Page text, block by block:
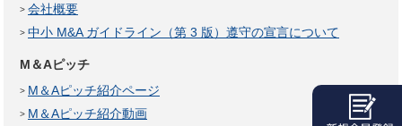
会社概要
中小 M&A ガイドライン（第 3 版）遵守の宣言について
M＆Aピッチ
M＆Aピッチ紹介ページ
M＆Aピッチ紹介動画